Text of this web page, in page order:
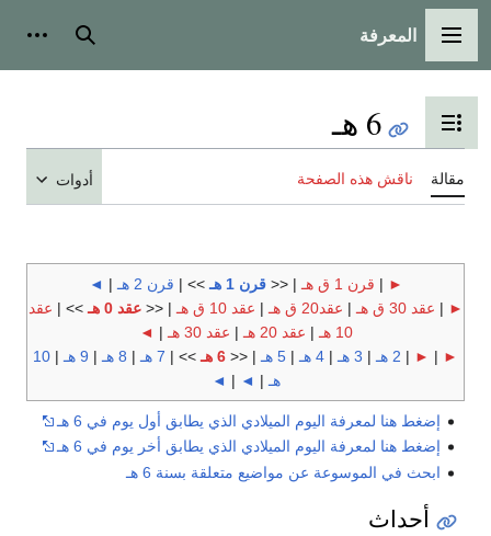
القائمة الرئيسية
المعرفة بحث
تبديل عرض جدول المحتويات
6 هـ
مقالة ناقش هذه الصفحة أدوات
►
| قرن 1 ق هـ | <<قرن 1 هـ >> | قرن 2 هـ |
◄
►
| عقد 30 ق هـ | عقد20 ق هـ | عقد 10 ق هـ | <<عقد 0 هـ >> | عقد
10 هـ
| عقد 20 هـ | عقد 30 هـ |
◄
►
|
►
| 2 هـ | 3 هـ | 4 هـ | 5 هـ | << 6 هـ >> | 7 هـ | 8 هـ | 9 هـ |
10
هـ |
◄
|
◄
إضغط هنا لمعرفة اليوم الميلادي الذي يطابق أول يوم في 6 هـ
إضغط هنا لمعرفة اليوم الميلادي الذي يطابق أخر يوم في 6 هـ
ابحث في الموسوعة عن مواضيع متعلقة بسنة 6 هـ
أحداث